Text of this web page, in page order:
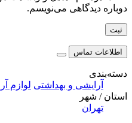
می‌نویسم.
و بهداشتی لوازم آرایشی